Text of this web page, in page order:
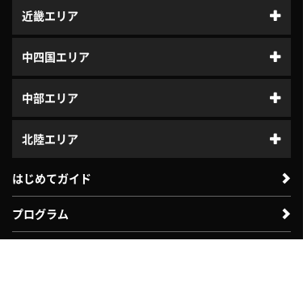
近畿エリア
中四国エリア
中部エリア
北陸エリア
はじめてガイド
プログラム